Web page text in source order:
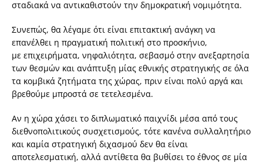
σταδιακά να αντικαθιστούν την δημοκρατική νομιμότητα.
Συνεπώς, θα λέγαμε ότι είναι επιτακτική ανάγκη να
επανέλθει η πραγματική πολιτική στο προσκήνιο,
με επιχειρήματα, νηφαλιότητα, σεβασμό στην ανεξαρτησία
των θεσμών και ανάπτυξη μίας εθνικής στρατηγικής σε όλα
τα κομβικά ζητήματα της χώρας, πριν είναι πολύ αργά και
βρεθούμε μπροστά σε τετελεσμένα.
Αν η χώρα χάσει το διπλωματικό παιχνίδι μέσα από τους
διεθνοπολιτικούς συσχετισμούς, τότε κανένα συλλαλητήριο
και καμία στρατηγική διχασμού δεν θα είναι
αποτελεσματική, αλλά αντίθετα θα βυθίσει το έθνος σε μία